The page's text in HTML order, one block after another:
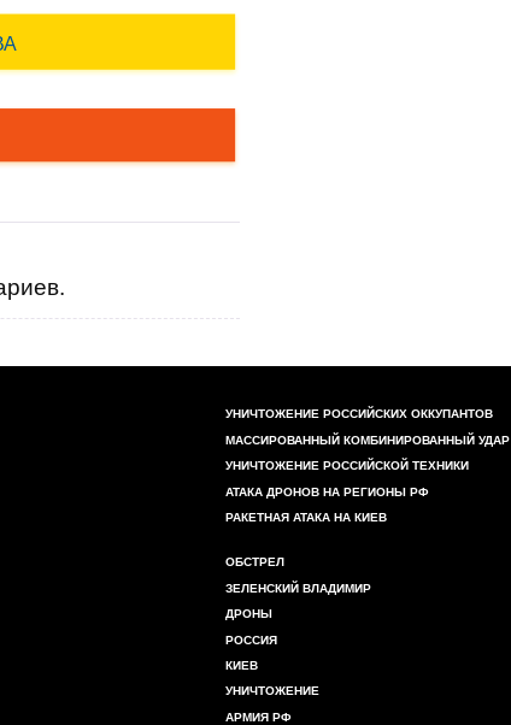
УНИЧТОЖЕНИЕ РОССИЙСКИХ ОККУПАНТОВ
МАССИРОВАННЫЙ КОМБИНИРОВАННЫЙ УДАР
УНИЧТОЖЕНИЕ РОССИЙСКОЙ ТЕХНИКИ
АТАКА ДРОНОВ НА РЕГИОНЫ РФ
РАКЕТНАЯ АТАКА НА КИЕВ
ОБСТРЕЛ
ЗЕЛЕНСКИЙ ВЛАДИМИР
ДРОНЫ
РОССИЯ
КИЕВ
УНИЧТОЖЕНИЕ
АРМИЯ РФ